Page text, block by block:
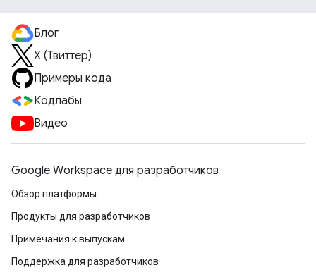
Блог
X (Твиттер)
Примеры кода
Кодлабы
Видео
Google Workspace для разработчиков
Обзор платформы
Продукты для разработчиков
Примечания к выпускам
Поддержка для разработчиков